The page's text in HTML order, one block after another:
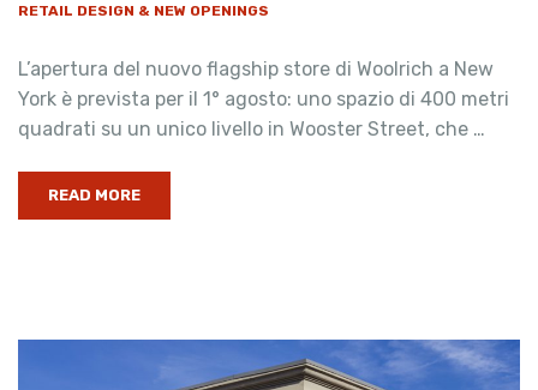
RETAIL DESIGN & NEW OPENINGS
L’apertura del nuovo flagship store di Woolrich a New
York è prevista per il 1° agosto: uno spazio di 400 metri
quadrati su un unico livello in Wooster Street, che …
READ MORE